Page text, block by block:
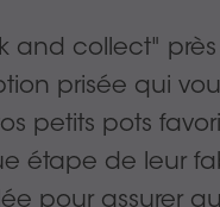
and collect"
prisée qui
petits pots
étape de leur
pour assurer